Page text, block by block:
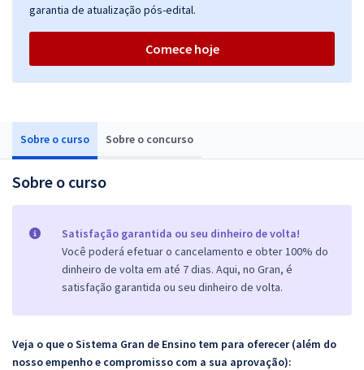
Sobre o curso Sobre o concurso
Sobre o curso
Satisfação garantida ou seu dinheiro de volta!
Você poderá efetuar o cancelamento e obter 100% do
dinheiro de volta em até 7 dias. Aqui, no Gran, é
satisfação garantida ou seu dinheiro de volta.
Veja o que o Sistema Gran de Ensino tem para oferecer (além do
nosso empenho e compromisso com a sua aprovação):
garantia de atualização pós-edital.
Comece hoje